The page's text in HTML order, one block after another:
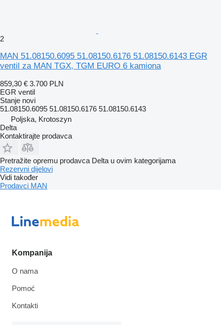
2
MAN 51.08150.6095 51.08150.6176 51.08150.6143 EGR
ventil za MAN TGX, TGM EURO 6 kamiona
859,30 € 3.700 PLN
EGR ventil
Stanje novi
51.08150.6095 51.08150.6176 51.08150.6143
Poljska, Krotoszyn
Delta
Kontaktirajte prodavca
Pretražite opremu prodavca Delta u ovim kategorijama
Rezervni dijelovi
Vidi također
Prodavci MAN
Kompanija
O nama
Pomoć
Kontakti